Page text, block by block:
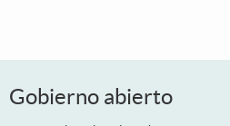
Gobierno abierto